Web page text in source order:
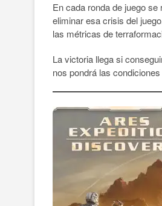
En cada ronda de juego
eliminar esa crisis del
las métricas de
La victoria llega si
nos pondrá las